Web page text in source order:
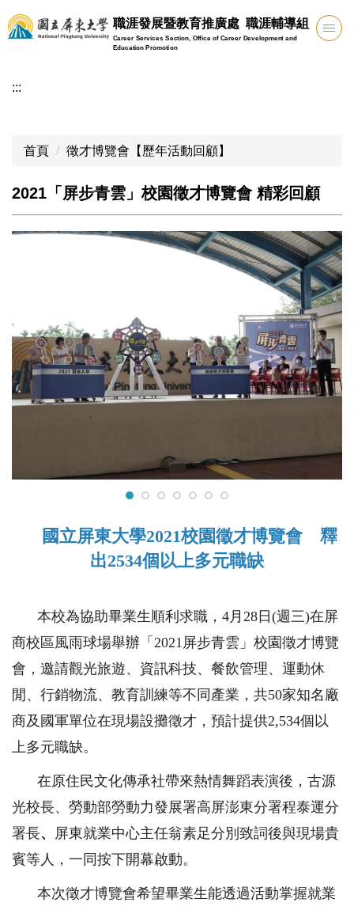
跳
到
內
職涯發展暨教育推廣處 職涯輔導組
Career Services Section, Office of Career Development and
Education Promotion
:::
首頁 徵才博覽會【歷年活動回顧】
2021「屏步青雲」校園徵才博覽會 精彩回顧
國立屏東大學2021校園徵才博覽會 釋
出2534個以上多元職缺
本校為協助畢業生順利求職，4月28日(週三)在屏
商校區風雨球場舉辦「2021屏步青雲」校園徵才博覽
會，邀請觀光旅遊、資訊科技、餐飲管理、運動休
閒、行銷物流、教育訓練等不同產業，共50家知名廠
商及國軍單位在現場設攤徵才，預計提供2,534個以
上多元職缺。
在原住民文化傳承社帶來熱情舞蹈表演後，古源
光校長、勞動部勞動力發展署高屏澎東分署程泰運分
署長、 屏東就業中心主任翁素足分別致詞後與現場貴
賓等人，一同按下開幕啟動。
本次徵才博覽會希望畢業生能透過活動掌握就業